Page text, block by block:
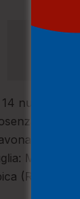
14 nuove
(Ragusa),